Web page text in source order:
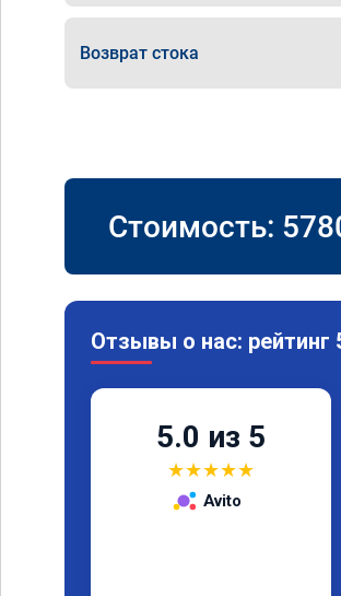
Возврат стока
Стоимость:
Отзывы о нас: рейтинг
5.0 из 5
★★★★★
Avito